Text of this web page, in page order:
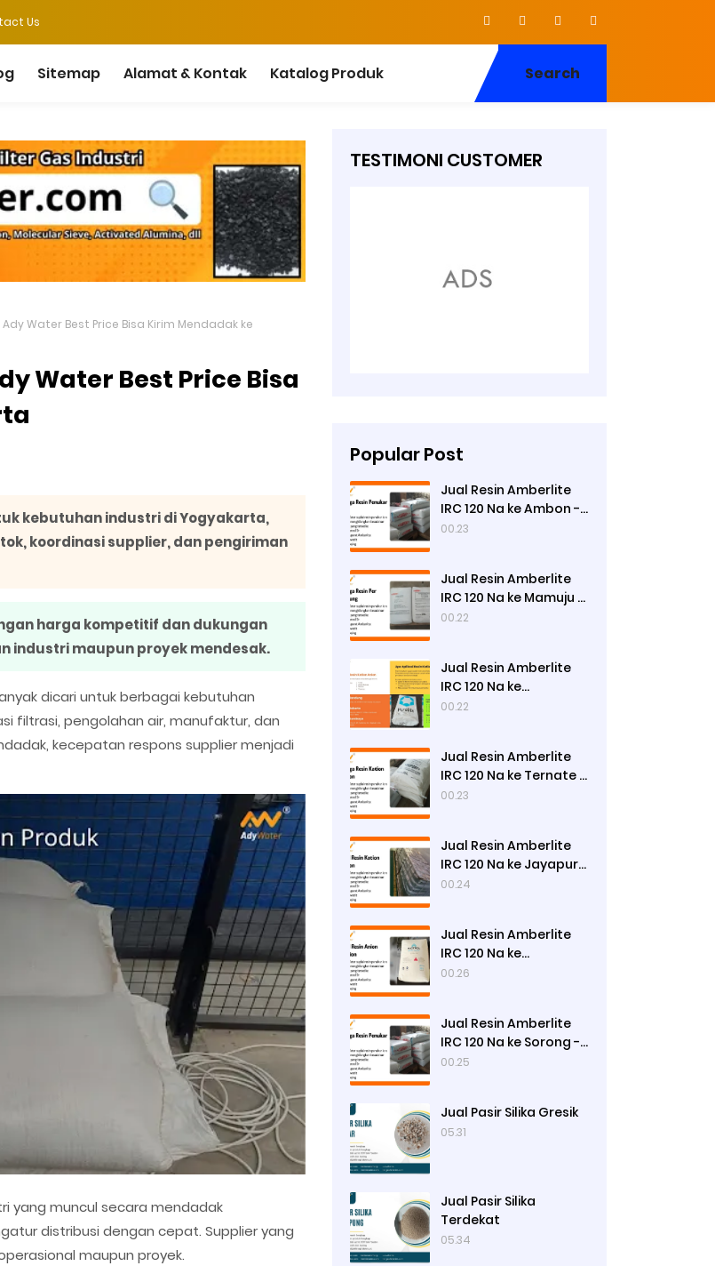
Us
Sitemap Alamat & Kontak Katalog Produk Search
Water Best Price Bisa Kirim Mendadak ke
Water Best Price Bisa
kebutuhan industri di Yogyakarta,
koordinasi supplier, dan pengiriman
harga kompetitif dan dukungan
industri maupun proyek mendesak.
dicari untuk berbagai kebutuhan
filtrasi, pengolahan air, manufaktur, dan
kecepatan respons supplier menjadi
yang muncul secara mendadak
distribusi dengan cepat. Supplier yang
maupun proyek.
TESTIMONI CUSTOMER
Popular Post
Jual Resin Amberlite
IRC 120 Na ke Ambon -
Ady Water
00.23
Jual Resin Amberlite
IRC 120 Na ke Mamuju -
Ady Water
00.22
Jual Resin Amberlite
IRC 120 Na ke
Gorontalo - Ady
00.22
Jual Resin Amberlite
IRC 120 Na ke Ternate -
Ady Water
00.23
Jual Resin Amberlite
IRC 120 Na ke Jayapura
- Ady Water
00.24
Jual Resin Amberlite
IRC 120 Na ke
Manokwari - Ady
00.26
Jual Resin Amberlite
IRC 120 Na ke Sorong -
Ady Water
00.25
Jual Pasir Silika Gresik
05.31
Jual Pasir Silika
Terdekat
05.34